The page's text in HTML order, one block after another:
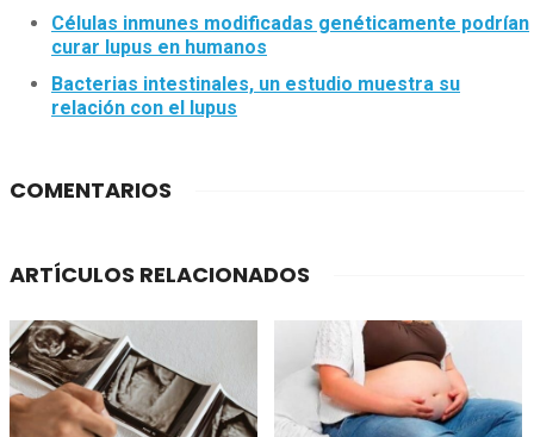
Células inmunes modificadas genéticamente podrían
curar lupus en humanos
Bacterias intestinales, un estudio muestra su
relación con el lupus
COMENTARIOS
ARTÍCULOS RELACIONADOS